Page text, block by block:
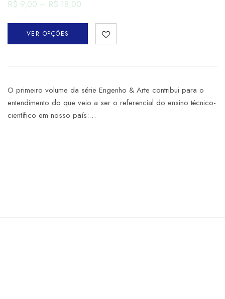
R$ 9,00 – R$ 18,00
VER OPÇÕES
O primeiro volume da série Engenho & Arte contribui para o
entendimento do que veio a ser o referencial do ensino técnico-
científico em nosso país:…